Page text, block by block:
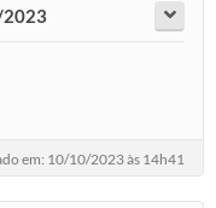
2023
em: 10/10/2023 às 14h41